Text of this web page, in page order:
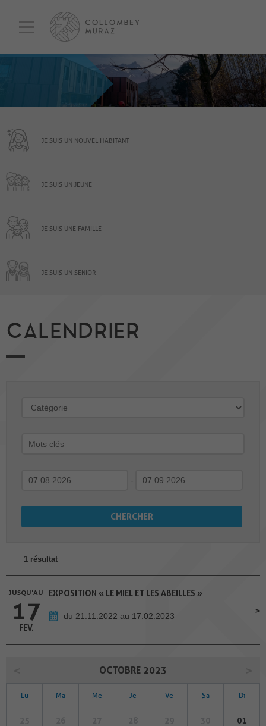
JE SUIS UN NOUVEL HABITANT
JE SUIS UN JEUNE
JE SUIS UNE FAMILLE
JE SUIS UN SENIOR
CALENDRIER
-
1 résultat
JUSQU'AU
17
FEV.
EXPOSITION « LE MIEL ET LES ABEILLES »
du 21.11.2022 au 17.02.2023
OCTOBRE 2023
Lu Ma Me Je Ve Sa Di
01